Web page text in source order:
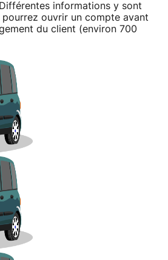
informations y sont
pourrez ouvrir un compte avant
du client (environ 700